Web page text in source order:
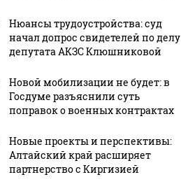
Нюансы трудоустройства: суд
начал допрос свидетелей по делу
депутата АКЗС Клюшниковой
Новой мобилизации не будет: в
Госдуме разъяснили суть
поправок о военных контрактах
Новые проекты и перспективы:
Алтайский край расширяет
партнерство с Киргизией